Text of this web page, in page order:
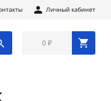
Личный кабинет
0 ₽